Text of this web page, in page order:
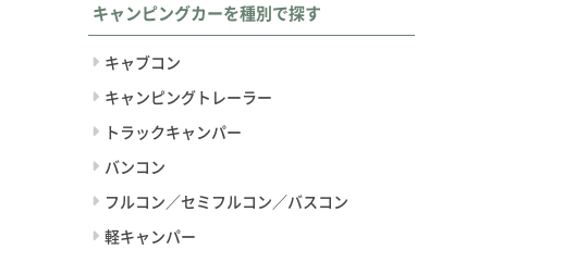
キャンピングカーを種別で探す
キャブコン
キャンピングトレーラー
トラックキャンパー
バンコン
フルコン／セミフルコン／バスコン
軽キャンパー